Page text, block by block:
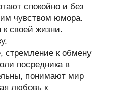
спокойно и без
чувством юмора.
к своей жизни.
к обмену
посредника в
понимают мир
любовь к